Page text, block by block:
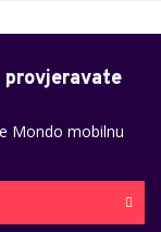
provjeravate
Mondo mobilnu